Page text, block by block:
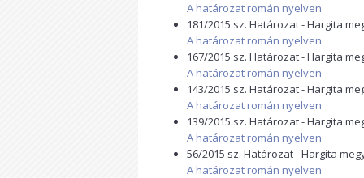
A határozat román nyelven
181/2015 sz. Határozat - Hargita
A határozat román nyelven
167/2015 sz. Határozat - Hargita
A határozat román nyelven
143/2015 sz. Határozat - Hargita
A határozat román nyelven
139/2015 sz. Határozat - Hargita
A határozat román nyelven
56/2015 sz. Határozat - Hargita
A határozat román nyelven